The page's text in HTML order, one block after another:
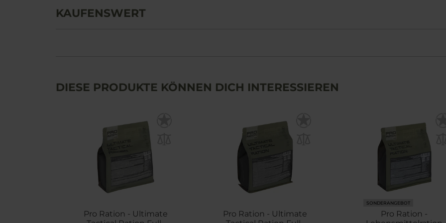
KAUFENSWERT
DIESE PRODUKTE KÖNNEN DICH INTERESSIEREN
Pro Ration - Ultimate
Pro Ration - Ultimate
SONDERANGEBOT
Pro Ration -